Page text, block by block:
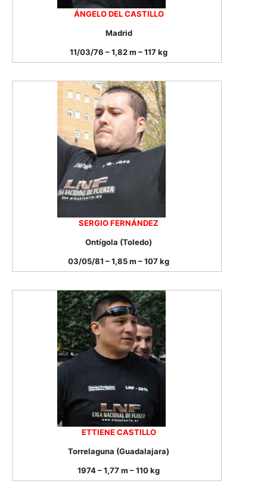
ÁNGELO DEL CASTILLO
Madrid
11/03/76 – 1,82 m – 117 kg
SERGIO FERNÁNDEZ
Ontígola (Toledo)
03/05/81 – 1,85 m – 107 kg
ETTIENE CASTILLO
Torrelaguna (Guadalajara)
1974 – 1,77 m – 110 kg